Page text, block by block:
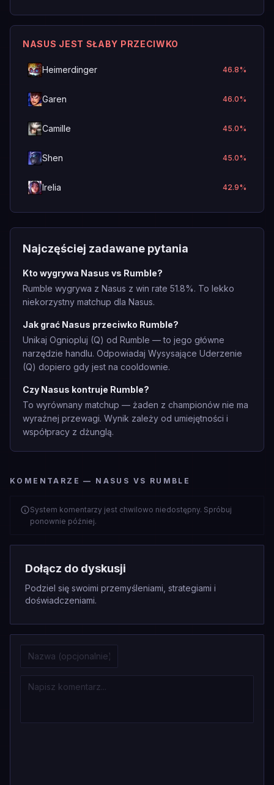
NASUS JEST SŁABY PRZECIWKO
Heimerdinger 46.8%
Garen 46.0%
Camille 45.0%
Shen 45.0%
Irelia 42.9%
Najczęściej zadawane pytania
Kto wygrywa Nasus vs Rumble?
Rumble wygrywa z Nasus z win rate 51.8%. To lekko
niekorzystny matchup dla Nasus.
Jak grać Nasus przeciwko Rumble?
Unikaj Ogniopluj (Q) od Rumble — to jego główne
narzędzie handlu. Odpowiadaj Wysysające Uderzenie
(Q) dopiero gdy jest na cooldownie.
Czy Nasus kontruje Rumble?
To wyrównany matchup — żaden z championów nie ma
wyraźnej przewagi. Wynik zależy od umiejętności i
współpracy z dżunglą.
KOMENTARZE — NASUS VS RUMBLE
System komentarzy jest chwilowo niedostępny. Spróbuj
ponownie później.
Dołącz do dyskusji
Podziel się swoimi przemyśleniami, strategiami i
doświadczeniami.